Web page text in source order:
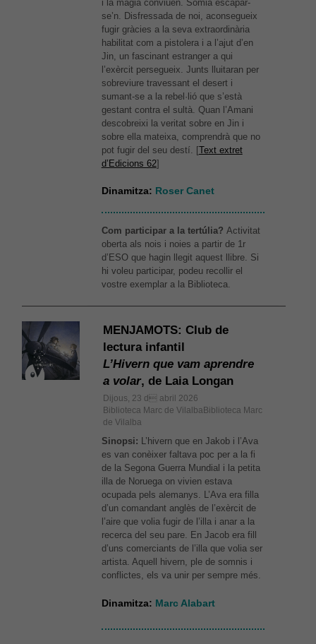
i la màgia conviuen. Somia escapar-
se’n. Disfressada de noi, aconsegueix
fugir gràcies a la seva extraordinària
habilitat com a pistolera i a l’ajut d’en
Jin, un fascinant estranger a qui
l’exèrcit persegueix. Junts lluitaran per
sobreviure travessant el desert i
sumant-se a la rebel·lió que s’està
gestant contra el sultà. Quan l’Amani
descobreixi la veritat sobre en Jin i
sobre ella mateixa, comprendrà que no
pot fugir del seu destí. [Text extret
d’Edicions 62]
Dinamitza: Roser Canet
Com participar a la tertúlia? Activitat
oberta als nois i noies a partir de 1r
d’ESO que hagin llegit aquest llibre. Si
hi voleu participar, podeu recollir el
vostre exemplar a la Biblioteca.
MENJAMOTS: Club de
lectura infantil
L’Hivern que vam aprendre
a volar, de Laia Longan
Dijous, 23 d abril 2026
Biblioteca Marc de VilalbaBiblioteca Marc
de Vilalba
Sinopsi: L’hivern que en Jakob i l’Ava
es van conèixer faltava poc per a la fi
de la Segona Guerra Mundial i la petita
illa de Noruega on vivien estava
ocupada pels alemanys. L’Ava era filla
d’un comandant anglès de l’exèrcit de
l’aire que volia fugir de l’illa i anar a la
recerca del seu pare. En Jacob era fill
d’uns comerciants de l’illa que volia ser
artista. Aquell hivern, ple de somnis i
conflictes, els va unir per sempre més.
Dinamitza: Marc Alabart